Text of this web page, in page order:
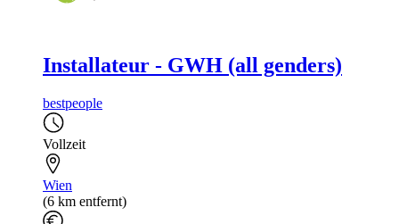
Installateur - GWH (all genders)
bestpeople
Vollzeit
Wien
(6 km entfernt)